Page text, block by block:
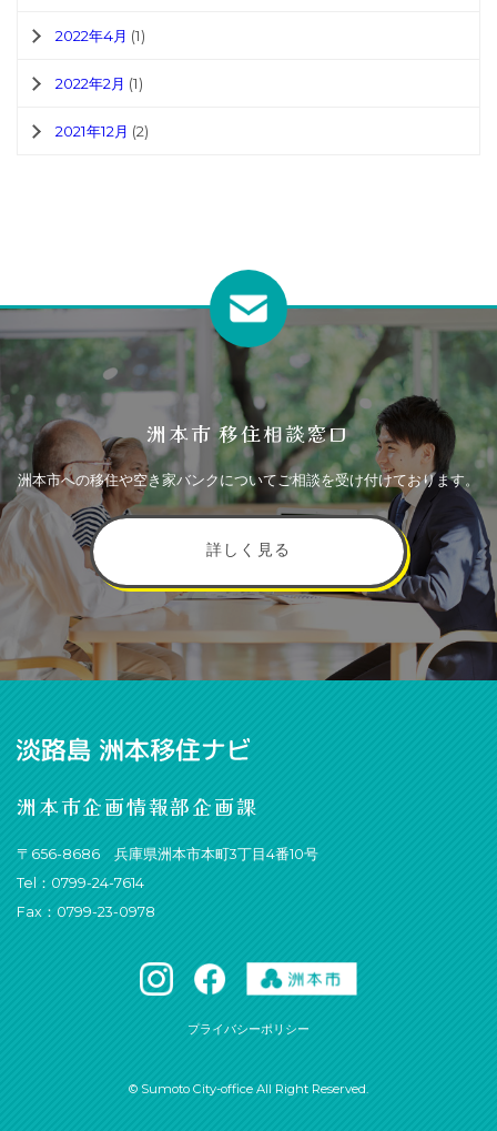
2022年4月 (1)
2022年2月 (1)
2021年12月 (2)
洲本市 移住相談窓口
洲本市への移住や空き家バンクについてご相談を受け付けております。
詳しく見る
洲本市企画情報部企画課
〒656-8686 兵庫県洲本市本町3丁目4番10号
Tel：0799-24-7614
Fax：0799-23-0978
プライバシーポリシー
© Sumoto City-office All Right Reserved.